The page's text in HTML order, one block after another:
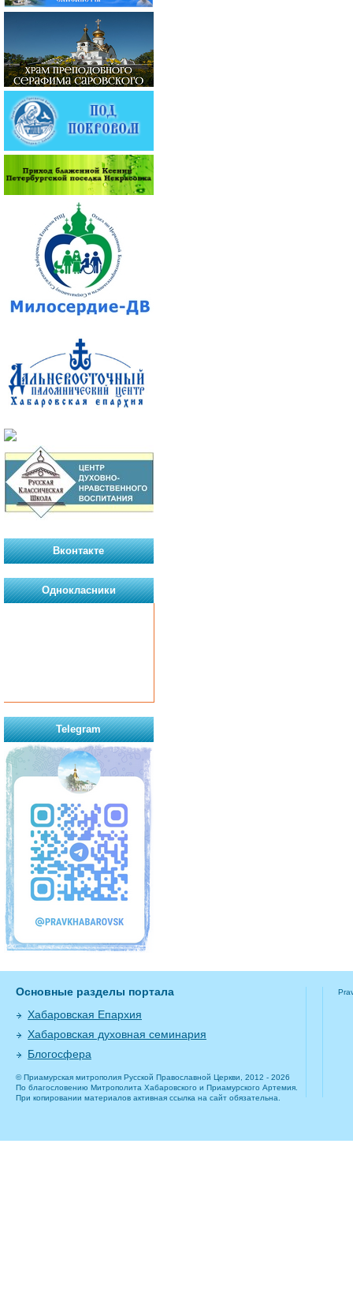
Вконтакте
Однокласники
Telegram
Основные разделы портала
Хабаровская Епархия
Хабаровская духовная семинария
Блогосфера
© Приамурская митрополия Русской Православной Церкви, 2012 - 2026
По благословению Митрополита Хабаровского и Приамурского Артемия.
При копировании материалов активная ссылка на сайт обязательна.